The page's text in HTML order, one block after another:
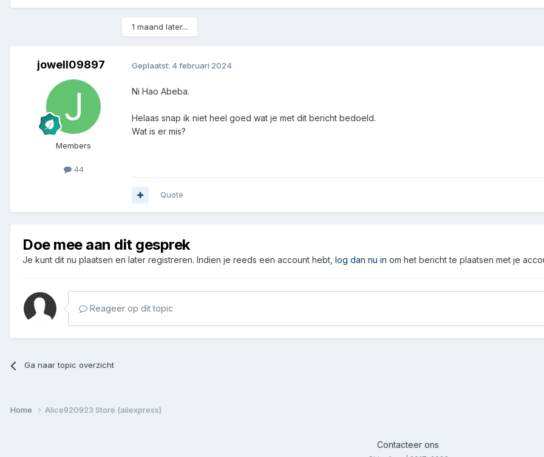
1 maand later...
jowell09897
Members
44
Geplaatst: 4 februari 2024
Ni Hao Abeba.
Helaas snap ik niet heel goed wat je met dit bericht bedoeld.
Wat is er mis?
Quote
Doe mee aan dit gesprek
Je kunt dit nu plaatsen en later registreren. Indien je reeds een account hebt, log dan nu in om het bericht te plaatsen met je
Reageer op dit topic
Ga naar topic overzicht
Home Alice920923 Store (aliexpress)
Contacteer ons